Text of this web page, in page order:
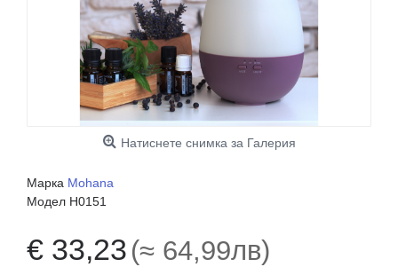
Натиснете снимка за Галерия
Марка Mohana
Модел H0151
€ 33,23 (≈ 64,99лв)